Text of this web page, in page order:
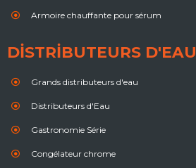
Armoire chauffante pour sérum
DISTRIBUTEURS D'EAU
Grands distributeurs d'eau
Distributeurs d'Eau
Gastronomie Série
Congélateur chrome